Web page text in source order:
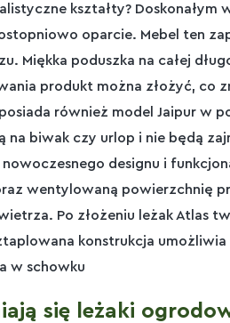
kształty?
oparcie. Mebel ten
Miękka poduszka na całej
produkt można złożyć, co
również model Jaipur w
na biwak czy urlop i nie będą
designu i
wentylowaną powierzchnię
Po złożeniu leżak Atlas
konstrukcja
w schowku
się leżaki